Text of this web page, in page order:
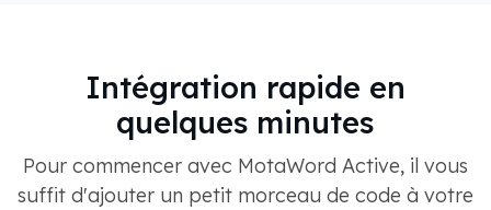
Intégration rapide en
quelques minutes
Pour commencer avec MotaWord Active, il vous
suffit d'ajouter un petit morceau de code à votre